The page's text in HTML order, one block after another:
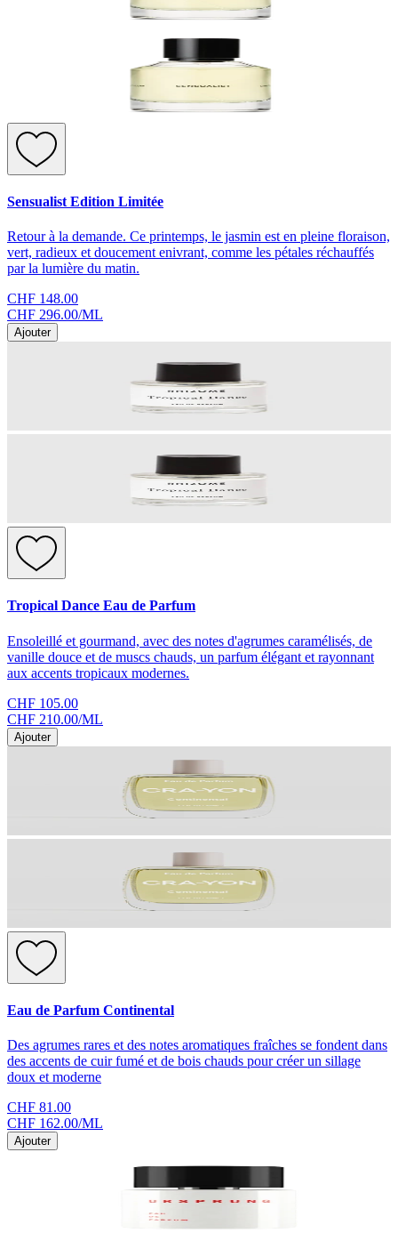
Sensualist Edition Limitée
Retour à la demande. Ce printemps, le jasmin est en pleine floraison,
vert, radieux et doucement enivrant, comme les pétales réchauffés
par la lumière du matin.
CHF 148.00
CHF 296.00/ML
Ajouter
Tropical Dance Eau de Parfum
Ensoleillé et gourmand, avec des notes d'agrumes caramélisés, de
vanille douce et de muscs chauds, un parfum élégant et rayonnant
aux accents tropicaux modernes.
CHF 105.00
CHF 210.00/ML
Ajouter
Eau de Parfum Continental
Des agrumes rares et des notes aromatiques fraîches se fondent dans
des accents de cuir fumé et de bois chauds pour créer un sillage
doux et moderne
CHF 81.00
CHF 162.00/ML
Ajouter